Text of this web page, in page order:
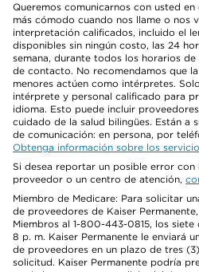
Queremos comunicarnos con usted
más cómodo cuando nos llame o nos
interpretación calificados, incluido el
disponibles sin ningún costo, las 24
semana, durante todos los horarios
de contacto. No recomendamos que
menores actúen como intérpretes.
intérprete y personal calificado para
idioma. Esto puede incluir
cuidado de la salud bilingües. Están a
de comunicación: en persona, por
Obtenga información sobre los
Si desea reportar un posible error con
proveedor o un centro de atención,
Miembro de Medicare: Para solicitar
de proveedores de Kaiser
Miembros al 1-800-443-0815, los siete
8 p. m. Kaiser Permanente le enviará
de proveedores en un plazo de tres
solicitud. Kaiser Permanente podría